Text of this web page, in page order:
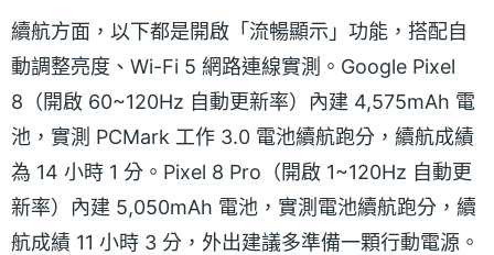
續航方面，以下都是開啟「流暢顯示」功能，搭配自
動調整亮度、Wi-Fi 5 網路連線實測。Google Pixel
8（開啟 60~120Hz 自動更新率）內建 4,575mAh 電
池，實測 PCMark 工作 3.0 電池續航跑分，續航成績
為 14 小時 1 分。Pixel 8 Pro（開啟 1~120Hz 自動更
新率）內建 5,050mAh 電池，實測電池續航跑分，續
航成績 11 小時 3 分，外出建議多準備一顆行動電源。